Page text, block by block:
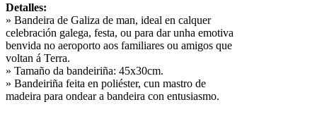
Detalles:
» Bandeira de Galiza de man, ideal en calquer
celebración galega, festa, ou para dar unha emotiva
benvida no aeroporto aos familiares ou amigos que
voltan á Terra.
» Tamaño da bandeiriña: 45x30cm.
» Bandeiriña feita en poliéster, cun mastro de
madeira para ondear a bandeira con entusiasmo.